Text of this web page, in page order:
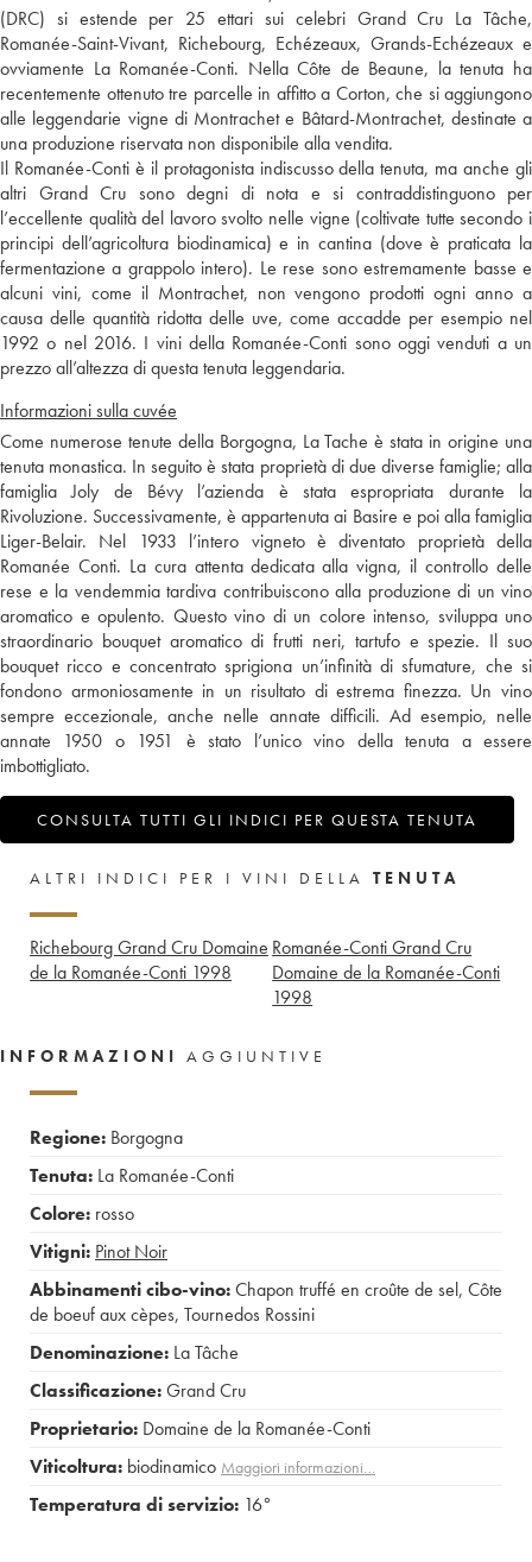
(DRC) si estende per 25 ettari sui celebri Grand Cru La Tâche,
Romanée-Saint-Vivant, Richebourg, Echézeaux, Grands-Echézeaux e
ovviamente La Romanée-Conti. Nella Côte de Beaune, la tenuta ha
recentemente ottenuto tre parcelle in affitto a Corton, che si aggiungono
alle leggendarie vigne di Montrachet e Bâtard-Montrachet, destinate a
una produzione riservata non disponibile alla vendita.
Il Romanée-Conti è il protagonista indiscusso della tenuta, ma anche gli
altri Grand Cru sono degni di nota e si contraddistinguono per
l’eccellente qualità del lavoro svolto nelle vigne (coltivate tutte secondo i
principi dell’agricoltura biodinamica) e in cantina (dove è praticata la
fermentazione a grappolo intero). Le rese sono estremamente basse e
alcuni vini, come il Montrachet, non vengono prodotti ogni anno a
causa delle quantità ridotta delle uve, come accadde per esempio nel
1992 o nel 2016. I vini della Romanée-Conti sono oggi venduti a un
prezzo all’altezza di questa tenuta leggendaria.
Informazioni sulla cuvée
Come numerose tenute della Borgogna, La Tache è stata in origine una
tenuta monastica. In seguito è stata proprietà di due diverse famiglie; alla
famiglia Joly de Bévy l’azienda è stata espropriata durante la
Rivoluzione. Successivamente, è appartenuta ai Basire e poi alla famiglia
Liger-Belair. Nel 1933 l’intero vigneto è diventato proprietà della
Romanée Conti. La cura attenta dedicata alla vigna, il controllo delle
rese e la vendemmia tardiva contribuiscono alla produzione di un vino
aromatico e opulento. Questo vino di un colore intenso, sviluppa uno
straordinario bouquet aromatico di frutti neri, tartufo e spezie. Il suo
bouquet ricco e concentrato sprigiona un’infinità di sfumature, che si
fondono armoniosamente in un risultato di estrema finezza. Un vino
sempre eccezionale, anche nelle annate difficili. Ad esempio, nelle
annate 1950 o 1951 è stato l’unico vino della tenuta a essere
imbottigliato.
CONSULTA TUTTI GLI INDICI PER QUESTA TENUTA
ALTRI INDICI PER I VINI DELLA TENUTA
Richebourg Grand Cru Domaine
de la Romanée-Conti 1998
Romanée-Conti Grand Cru
Domaine de la Romanée-Conti
1998
INFORMAZIONI AGGIUNTIVE
Regione: Borgogna
Tenuta: La Romanée-Conti
Colore: rosso
Vitigni: Pinot Noir
Abbinamenti cibo-vino:Chapon truffé en croûte de sel, Côte
de boeuf aux cèpes, Tournedos Rossini
Denominazione: La Tâche
Classificazione:Grand Cru
Proprietario: Domaine de la Romanée-Conti
Viticoltura: biodinamico Maggiori informazioni…
Temperatura di servizio: 16°